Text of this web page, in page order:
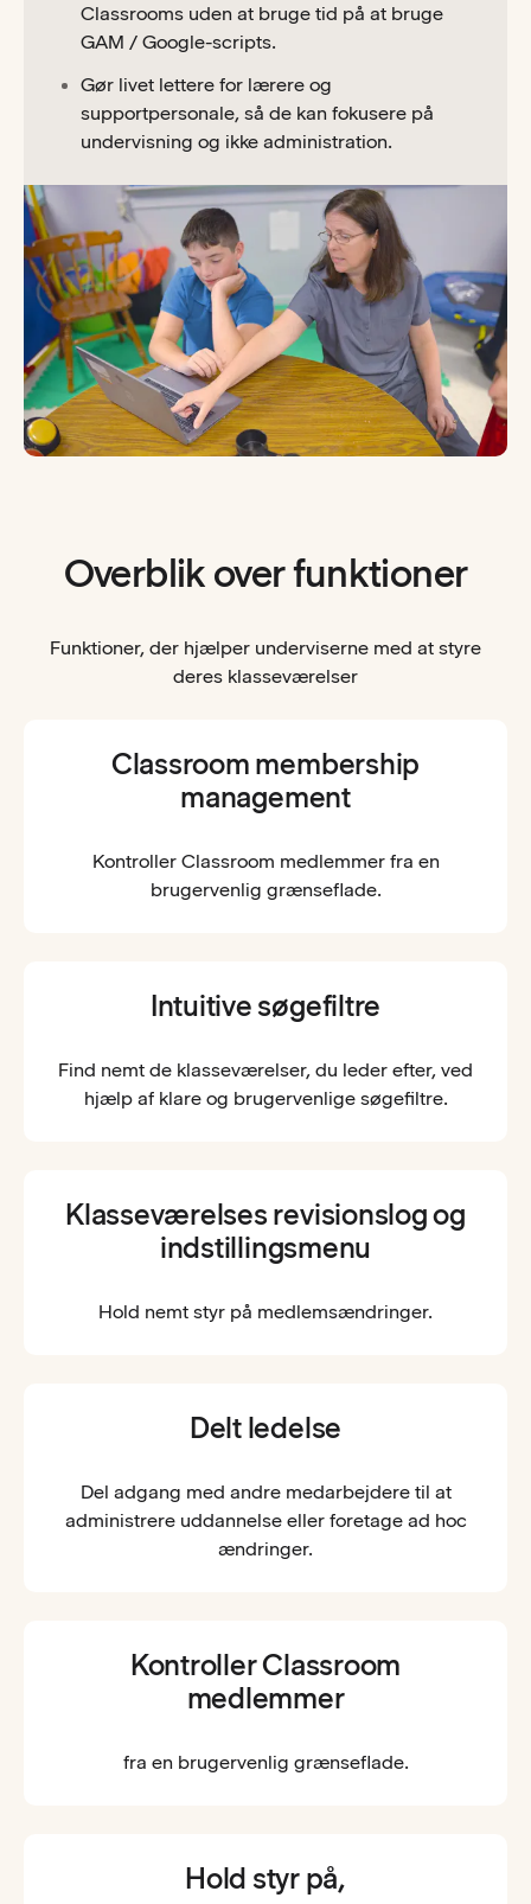
Classrooms uden at bruge tid på at bruge
GAM / Google-scripts.
Gør livet lettere for lærere og
supportpersonale, så de kan fokusere på
undervisning og ikke administration.
Overblik over funktioner
Funktioner, der hjælper underviserne med at styre
deres klasseværelser
Classroom membership
management
Kontroller Classroom medlemmer fra en
brugervenlig grænseflade.
Intuitive søgefiltre
Find nemt de klasseværelser, du leder efter, ved
hjælp af klare og brugervenlige søgefiltre.
Klasseværelses revisionslog og
indstillingsmenu
Hold nemt styr på medlemsændringer.
Delt ledelse
Del adgang med andre medarbejdere til at
administrere uddannelse eller foretage ad hoc
ændringer.
Kontroller Classroom
medlemmer
fra en brugervenlig grænseflade.
Hold styr på,